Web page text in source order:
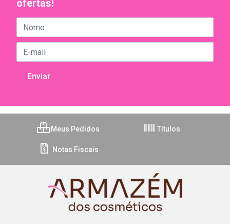
ofertas!
Meus Pedidos Títulos
Notas Fiscais